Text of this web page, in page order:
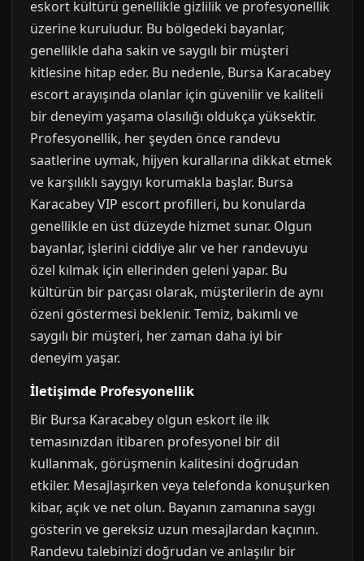
eskort kültürü genellikle gizlilik ve profesyonellik
üzerine kuruludur. Bu bölgedeki bayanlar,
genellikle daha sakin ve saygılı bir müşteri
kitlesine hitap eder. Bu nedenle, Bursa Karacabey
escort arayışında olanlar için güvenilir ve kaliteli
bir deneyim yaşama olasılığı oldukça yüksektir.
Profesyonellik, her şeyden önce randevu
saatlerine uymak, hijyen kurallarına dikkat etmek
ve karşılıklı saygıyı korumakla başlar. Bursa
Karacabey VIP escort profilleri, bu konularda
genellikle en üst düzeyde hizmet sunar. Olgun
bayanlar, işlerini ciddiye alır ve her randevuyu
özel kılmak için ellerinden geleni yapar. Bu
kültürün bir parçası olarak, müşterilerin de aynı
özeni göstermesi beklenir. Temiz, bakımlı ve
saygılı bir müşteri, her zaman daha iyi bir
deneyim yaşar.
İletişimde Profesyonellik
Bir Bursa Karacabey olgun eskort ile ilk
temasınızdan itibaren profesyonel bir dil
kullanmak, görüşmenin kalitesini doğrudan
etkiler. Mesajlaşırken veya telefonda konuşurken
kibar, açık ve net olun. Bayanın zamanına saygı
gösterin ve gereksiz uzun mesajlardan kaçının.
Randevu talebinizi doğrudan ve anlaşılır bir